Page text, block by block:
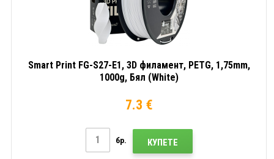
Smart Print FG-S27-E1, 3D филамент, PETG, 1,75mm,
1000g, Бял (White)
7.3 €
бр. КУПЕТЕ